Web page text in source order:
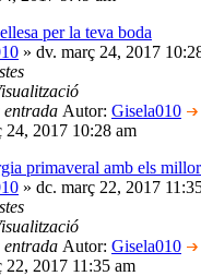
per la teva boda
» dv. març 24, 2017
Autor: Gisela010
24, 2017 10:28 am
primaveral amb els
» dc. març 22, 2017
Autor: Gisela010
22, 2017 11:35 am